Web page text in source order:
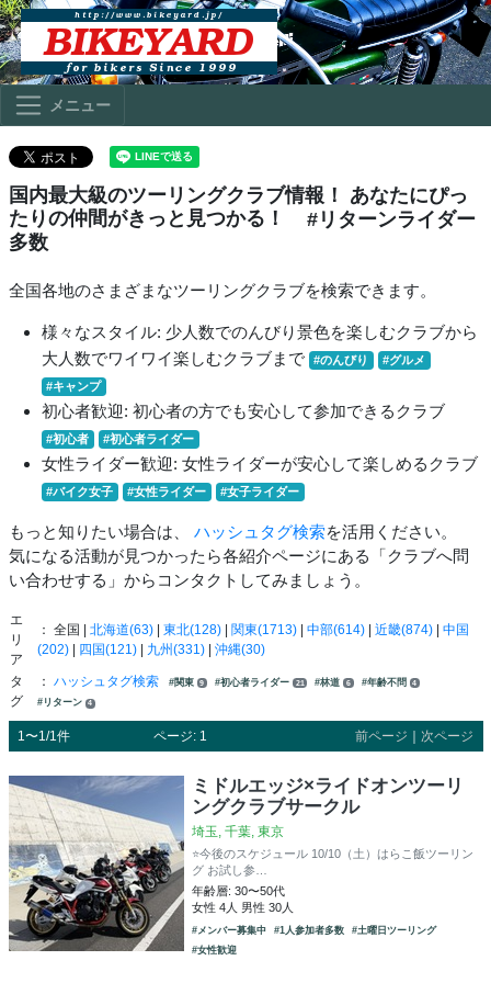
メニュー
国内最大級のツーリングクラブ情報！ あなたにぴっ
たりの仲間がきっと見つかる！
#リターンライダー
多数
全国各地のさまざまなツーリングクラブを検索できます。
様々なスタイル: 少人数でのんびり景色を楽しむクラブから
大人数でワイワイ楽しむクラブまで
#のんびり
#グルメ
#キャンプ
初心者歓迎: 初心者の方でも安心して参加できるクラブ
#初心者 #初心者ライダー
女性ライダー歓迎: 女性ライダーが安心して楽しめるクラブ
#バイク女子 #女性ライダー #女子ライダー
もっと知りたい場合は、 ハッシュタグ検索を活用ください。
気になる活動が見つかったら各紹介ページにある「クラブへ問
い合わせする」からコンタクトしてみましょう。
エ
リ
ア
： 全国 | 北海道(63)| 東北(128)| 関東(1713)| 中部(614)| 近畿(874)| 中国
(202)| 四国(121)| 九州(331)| 沖縄(30)
タ
グ
： ハッシュタグ検索 #関東 9 #初心者ライダー 21 #林道 6 #年齢不問 4
#リターン 4
1〜1/1件 ページ: 1 前ページ 次ページ
ミドルエッジ×ライドオンツーリ
ングクラブサークル
埼玉, 千葉, 東京
⭐️今後のスケジュール 10/10（土）はらこ飯ツーリン
グ お試し参…
年齢層: 30〜50代
女性 4人 男性 30人
#メンバー募集中 #1人参加者多数
#土曜日ツーリング
#女性歓迎